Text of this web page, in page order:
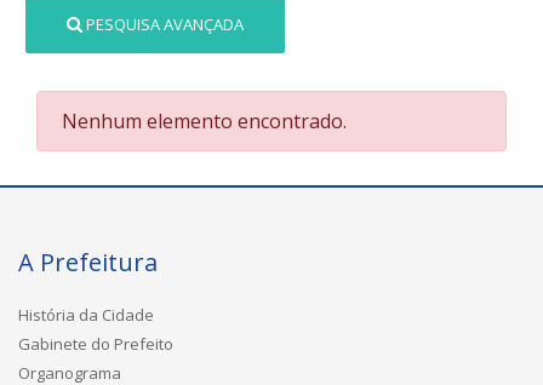
PESQUISA AVANÇADA
Nenhum elemento encontrado.
A Prefeitura
História da Cidade
Gabinete do Prefeito
Organograma